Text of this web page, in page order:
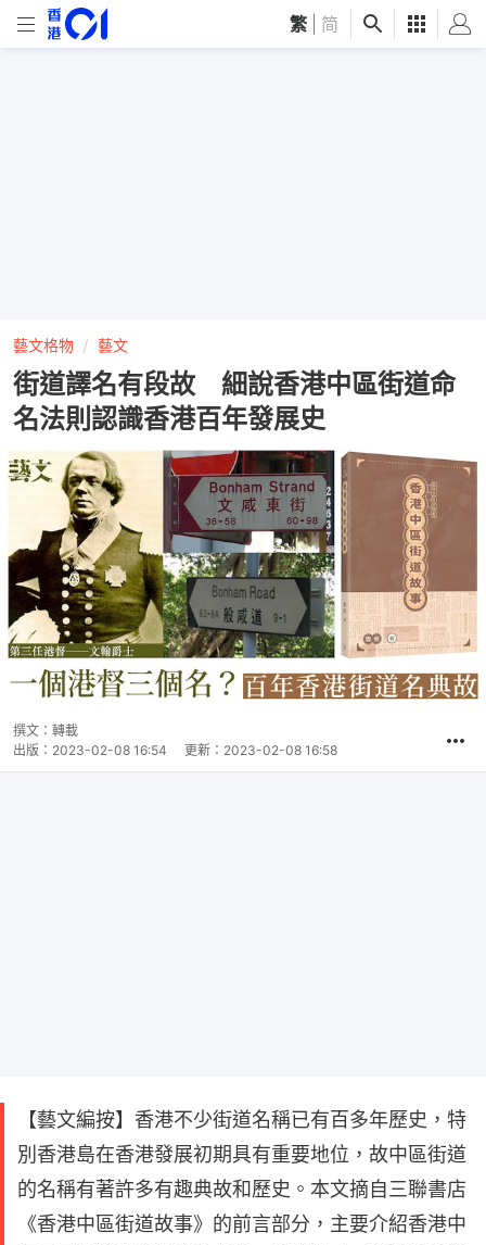
繁 简
藝文格物 藝文
街道譯名有段故 細說香港中區街道命
名法則認識香港百年發展史
撰文： 轉載
出版： 2023-02-08 16:54 更新： 2023-02-08 16:58
【藝文編按】香港不少街道名稱已有百多年歷史，特
別香港島在香港發展初期具有重要地位，故中區街道
的名稱有著許多有趣典故和歷史。本文摘自三聯書店
《香港中區街道故事》的前言部分，主要介紹香港中